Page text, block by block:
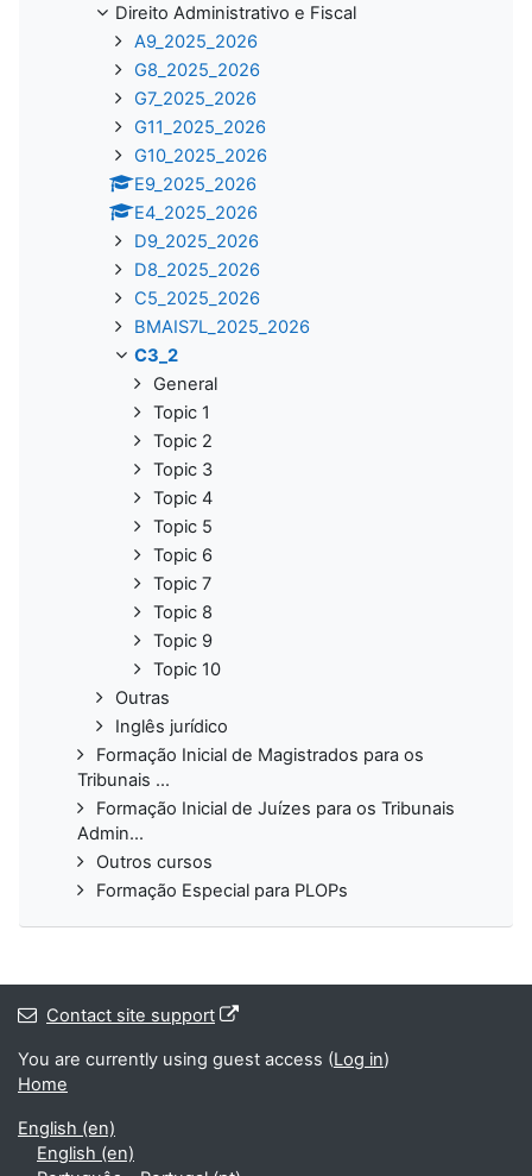
Direito Administrativo e Fiscal
A9_2025_2026
G8_2025_2026
G7_2025_2026
G11_2025_2026
G10_2025_2026
E9_2025_2026
E4_2025_2026
D9_2025_2026
D8_2025_2026
C5_2025_2026
BMAIS7L_2025_2026
C3_2
General
Topic 1
Topic 2
Topic 3
Topic 4
Topic 5
Topic 6
Topic 7
Topic 8
Topic 9
Topic 10
Outras
Inglês jurídico
Formação Inicial de Magistrados para os
Tribunais ...
Formação Inicial de Juízes para os Tribunais
Admin...
Outros cursos
Formação Especial para PLOPs
Contact site support
You are currently using guest access (Log in)
Home
English ‎(en)‎
English ‎(en)‎